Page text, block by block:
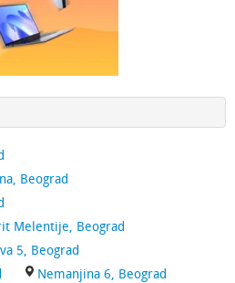
Beograd
Melentije, Beograd
5, Beograd
Nemanjina 6, Beograd